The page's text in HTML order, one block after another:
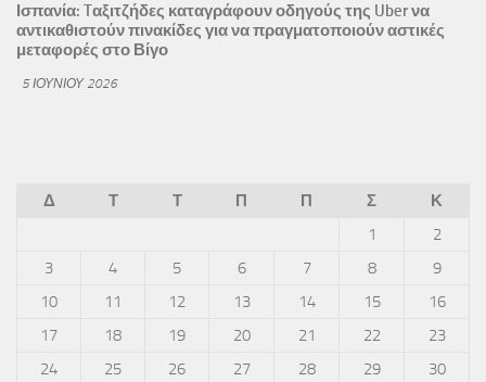
Ισπανία: Tαξιτζήδες καταγράφουν οδηγούς της Uber να
αντικαθιστούν πινακίδες για να πραγματοποιούν αστικές
μεταφορές στο Βίγο
5 ΙΟΥΝΊΟΥ 2026
Δ Τ Τ Π Π Σ
Κ
1
2
3
4 5 6 7 8
9
10
11 12 13 14 15
16
17
18 19 20 21 22
23
24
25 26 27 28 29 30